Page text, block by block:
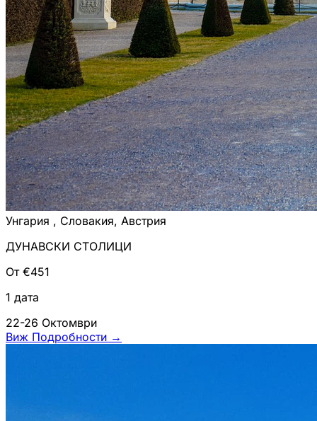
Унгария , Словакия, Австрия
ДУНАВСКИ СТОЛИЦИ
От €451
1 дата
22-26 Октомври
Виж Подробности →